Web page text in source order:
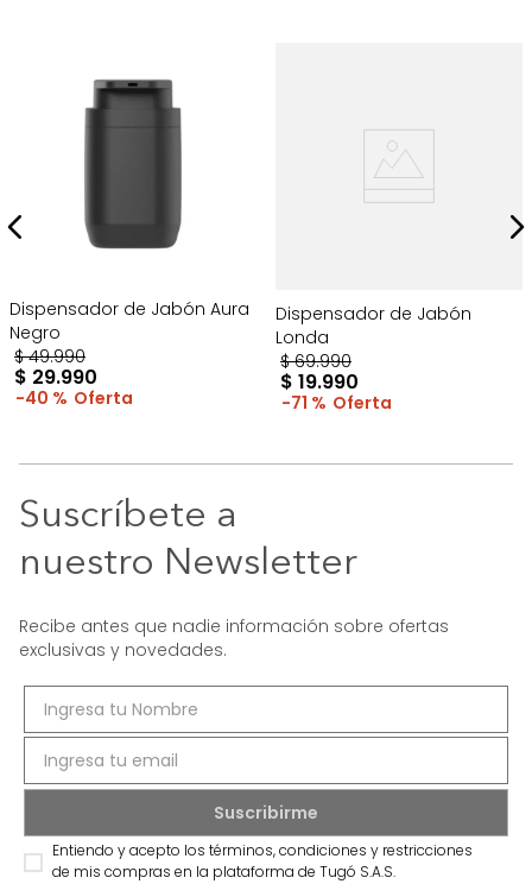
Dispensador de Jabón Aura
Negro
$ 49.990
$ 29.990
40 %
Dispensador de Jabón
Londa
$ 69.990
$ 19.990
71 %
Suscríbete a
nuestro Newsletter
Recibe antes que nadie información sobre ofertas
exclusivas y novedades.
Entiendo y acepto los términos, condiciones y restricciones
de mis compras en la plataforma de Tugó S.A.S.